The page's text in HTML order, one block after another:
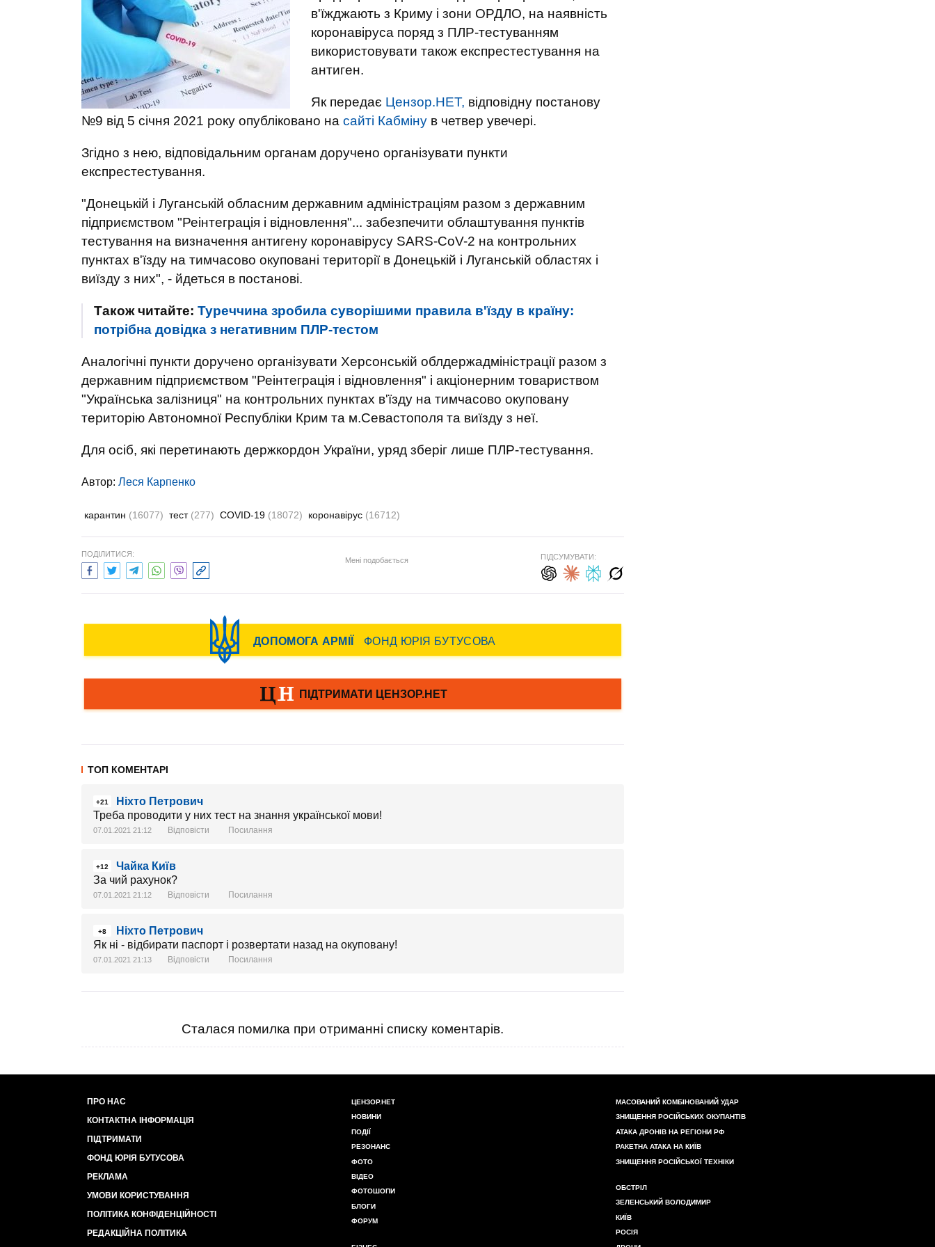
в'їжджають з Криму і зони ОРДЛО, на наявність
коронавіруса поряд з ПЛР-тестуванням
використовувати також експрестестування на
антиген.
Як передає Цензор.НЕТ, відповідну постанову
№9 від 5 січня 2021 року опубліковано на сайті Кабміну в четвер увечері.
Згідно з нею, відповідальним органам доручено організувати пункти
експрестестування.
"Донецькій і Луганській обласним державним адміністраціям разом з державним
підприємством "Реінтеграція і відновлення"... забезпечити облаштування пунктів
тестування на визначення антигену коронавірусу SARS-CoV-2 на контрольних
пунктах в'їзду на тимчасово окуповані території в Донецькій і Луганській областях і
виїзду з них", - йдеться в постанові.
Також читайте: Туреччина зробила суворішими правила в'їзду в країну:
потрібна довідка з негативним ПЛР-тестом
Аналогічні пункти доручено організувати Херсонській облдержадміністрації разом з
державним підприємством "Реінтеграція і відновлення" і акціонерним товариством
"Українська залізниця" на контрольних пунктах в'їзду на тимчасово окуповану
територію Автономної Республіки Крим та м.Севастополя та виїзду з неї.
Для осіб, які перетинають держкордон України, уряд зберіг лише ПЛР-тестування.
Автор: Леся Карпенко
карантин (16077) тест (277) COVID-19 (18072) коронавірус (16712)
ПОДІЛИТИСЯ:
Мені подобається ПІДСУМУВАТИ:
ТОП КОМЕНТАРІ
+21
Ніхто Петрович
Треба проводити у них тест на знання української мови!
07.01.2021 21:12 Відповісти Посилання
+12
Чайка Київ
За чий рахунок?
07.01.2021 21:12 Відповісти Посилання
+8
Ніхто Петрович
Як ні - відбирати паспорт і розвертати назад на окуповану!
07.01.2021 21:13 Відповісти Посилання
Сталася помилка при отриманні списку коментарів.
ПРО НАС
КОНТАКТНА ІНФОРМАЦІЯ
ПІДТРИМАТИ
ФОНД ЮРІЯ БУТУСОВА
РЕКЛАМА
УМОВИ КОРИСТУВАННЯ
ПОЛІТИКА КОНФІДЕНЦІЙНОСТІ
РЕДАКЦІЙНА ПОЛІТИКА
ЦЕНЗОР.НЕТ
НОВИНИ
ПОДІЇ
РЕЗОНАНС
ФОТО
ВІДЕО
ФОТОШОПИ
БЛОГИ
ФОРУМ
МАСОВАНИЙ КОМБІНОВАНИЙ УДАР
ЗНИЩЕННЯ РОСІЙСЬКИХ ОКУПАНТІВ
АТАКА ДРОНІВ НА РЕГІОНИ РФ
РАКЕТНА АТАКА НА КИЇВ
ЗНИЩЕННЯ РОСІЙСЬКОЇ ТЕХНІКИ
ОБСТРІЛ
ЗЕЛЕНСЬКИЙ ВОЛОДИМИР
КИЇВ
РОСІЯ